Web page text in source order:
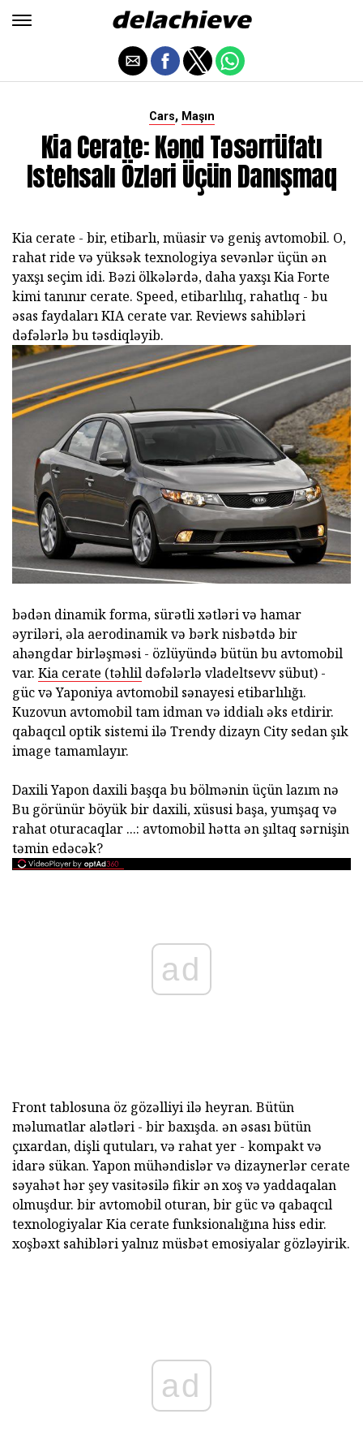
Cars, Maşın
Kia Cerate: Kənd Təsərrüfatı
Istehsalı Özləri Üçün Danışmaq
Kia cerate - bir, etibarlı, müasir və geniş avtomobil. O,
rahat ride və yüksək texnologiya sevənlər üçün ən
yaxşı seçim idi. Bəzi ölkələrdə, daha yaxşı Kia Forte
kimi tanınır cerate. Speed, etibarlılıq, rahatlıq - bu
əsas faydaları KIA cerate var. Reviews sahibləri
dəfələrlə bu təsdiqləyib.
bədən dinamik forma, sürətli xətləri və hamar
əyriləri, əla aerodinamik və bərk nisbətdə bir
ahəngdar birləşməsi - özlüyündə bütün bu avtomobil
var. Kia cerate (təhlil dəfələrlə vladeltsevv sübut) -
güc və Yaponiya avtomobil sənayesi etibarlılığı.
Kuzovun avtomobil tam idman və iddialı əks etdirir.
qabaqcıl optik sistemi ilə Trendy dizayn City sedan şık
image tamamlayır.
Daxili Yapon daxili başqa bu bölmənin üçün lazım nə
Bu görünür böyük bir daxili, xüsusi başa, yumşaq və
rahat oturacaqlar ...: avtomobil hətta ən şıltaq sərnişin
təmin edəcək?
ad
Front tablosuna öz gözəlliyi ilə heyran. Bütün
məlumatlar alətləri - bir baxışda. ən əsası bütün
çıxardan, dişli qutuları, və rahat yer - kompakt və
idarə sükan. Yapon mühəndislər və dizaynerlər cerate
səyahət hər şey vasitəsilə fikir ən xoş və yaddaqalan
olmuşdur. bir avtomobil oturan, bir güc və qabaqcıl
texnologiyalar Kia cerate funksionalığına hiss edir.
xoşbəxt sahibləri yalnız müsbət emosiyalar gözləyirik.
ad